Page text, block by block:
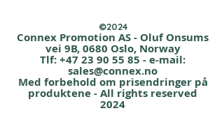
og sort gumiert håndtak. Glassfiber
spiler.
Stoff: polyester pongee; the luxury
variant of polyester.
©2024
Connex Promotion AS - Oluf Onsums
vei 9B, 0680 Oslo, Norway
Tlf:+47 23 90 55 85 - e-mail:
sales@connex.no
Med forbehold om prisendringer på
produktene - All rights reserved
2024